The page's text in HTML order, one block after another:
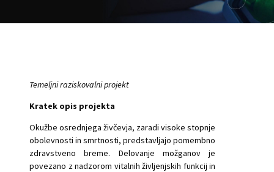
Temeljni raziskovalni projekt
Kratek opis projekta
Okužbe osrednjega živčevja, zaradi visoke stopnje
obolevnosti in smrtnosti, predstavljajo pomembno
zdravstveno breme. Delovanje možganov je
povezano z nadzorom vitalnih življenjskih funkcij in